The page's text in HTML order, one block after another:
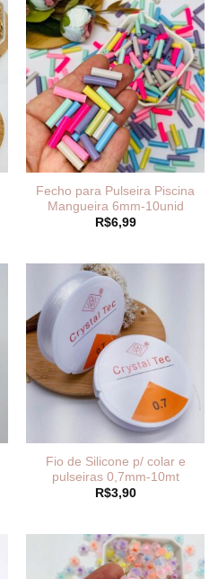
Fecho para Pulseira Piscina
Mangueira 6mm-10unid
R$6,99
Fio de Silicone p/ colar e
pulseiras 0,7mm-10mt
R$3,90